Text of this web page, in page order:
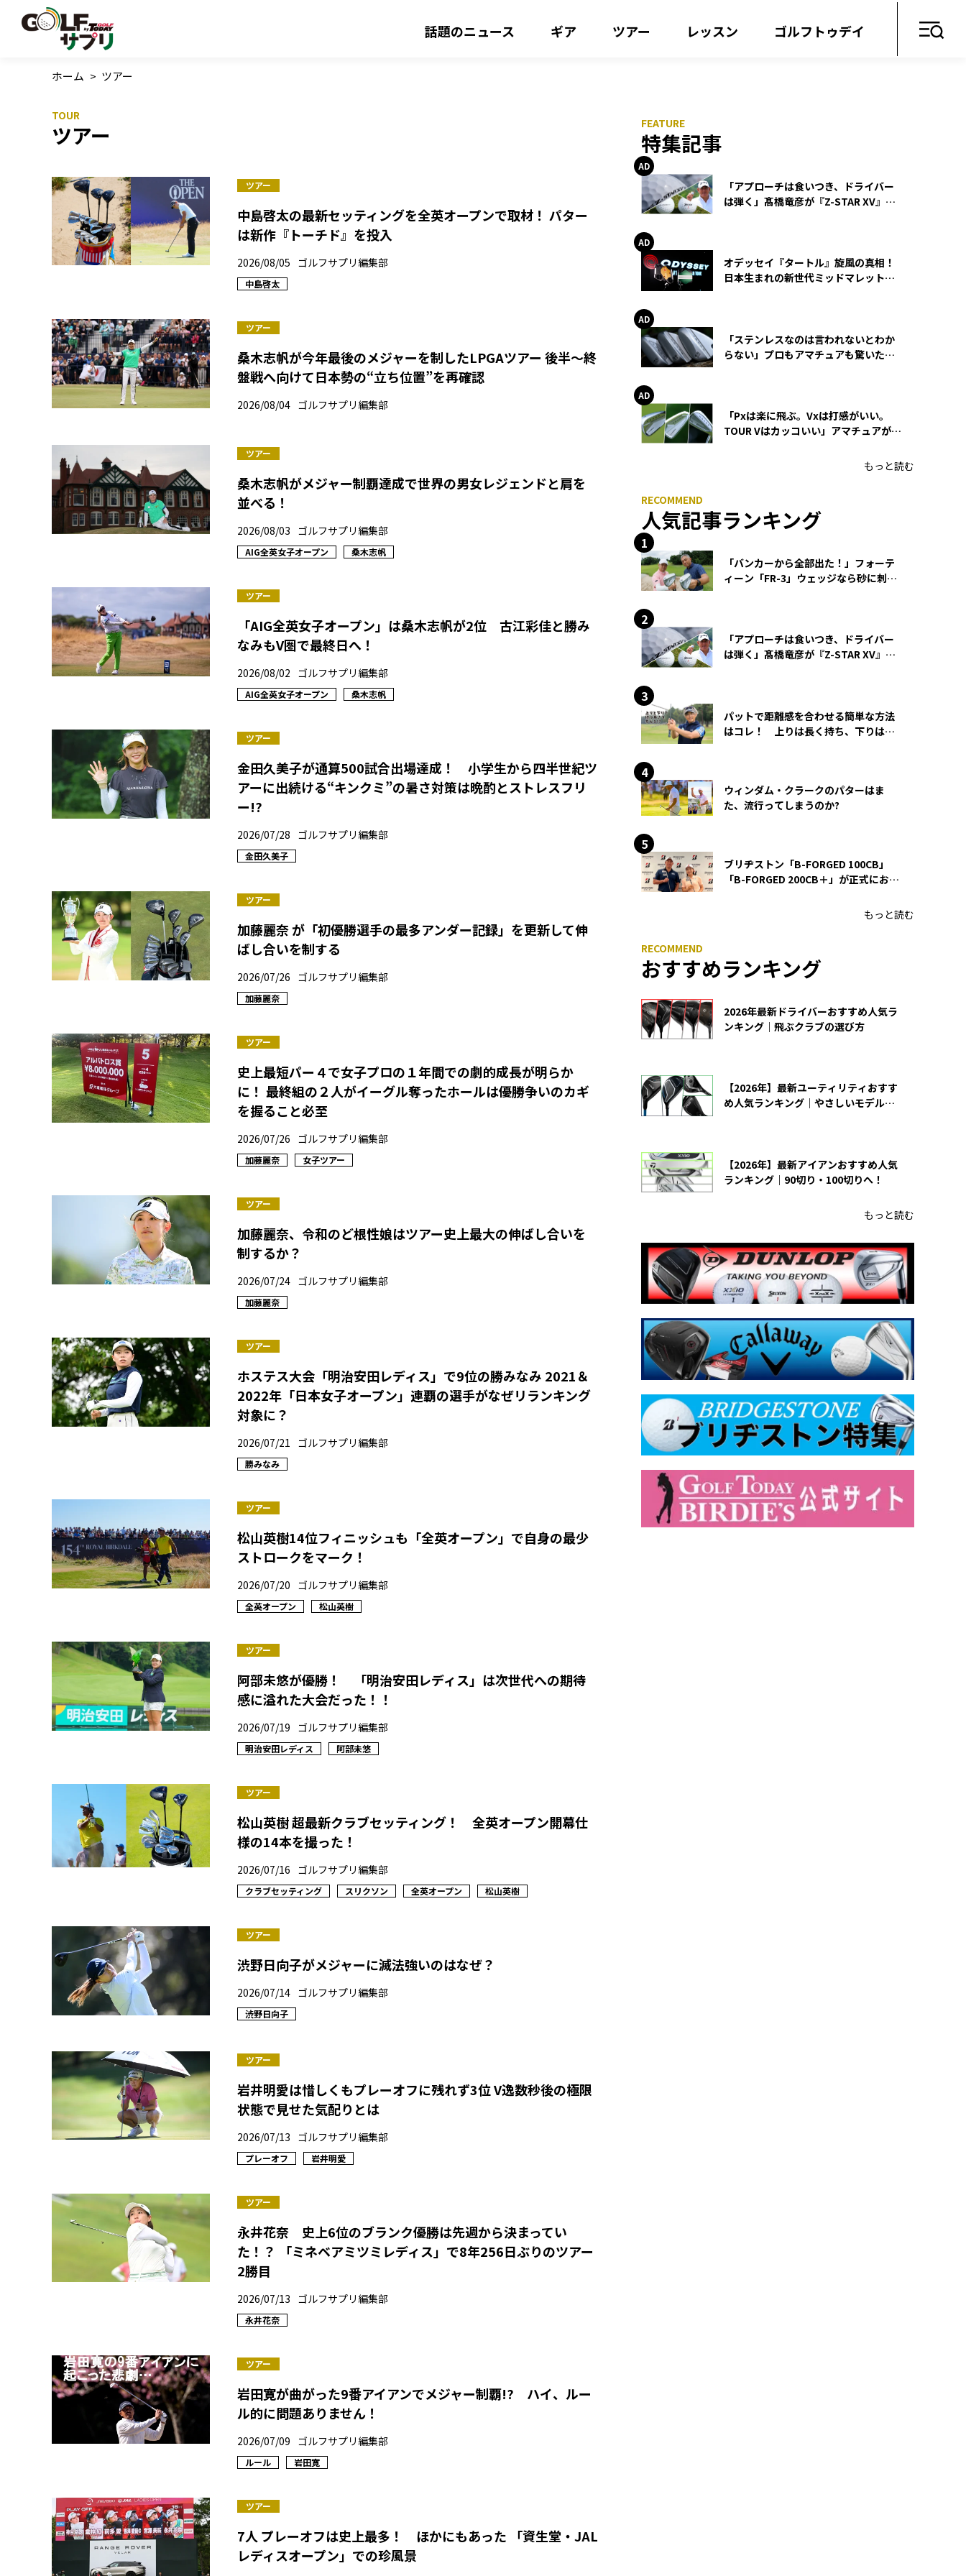
話題のニュース ギア ツアー レッスン ゴルフトゥデイ
ホーム > ツアー
ツアー
ツアー
中島啓太の最新セッティングを全英オープンで取材！ パター
は新作『トーチド』を投入
2026/08/05 ゴルフサプリ編集部
中島啓太
ツアー
桑木志帆が今年最後のメジャーを制したLPGAツアー 後半～終
盤戦へ向けて日本勢の“立ち位置”を再確認
2026/08/04 ゴルフサプリ編集部
ツアー
桑木志帆がメジャー制覇達成で世界の男女レジェンドと肩を
並べる！
2026/08/03 ゴルフサプリ編集部
AIG全英女子オープン 桑木志帆
ツアー
「AIG全英女子オープン」は桑木志帆が2位 古江彩佳と勝み
なみもV圏で最終日へ！
2026/08/02 ゴルフサプリ編集部
AIG全英女子オープン 桑木志帆
ツアー
金田久美子が通算500試合出場達成！ 小学生から四半世紀ツ
アーに出続ける“キンクミ”の暑さ対策は晩酌とストレスフリ
ー!?
2026/07/28 ゴルフサプリ編集部
金田久美子
ツアー
加藤麗奈 が「初優勝選手の最多アンダー記録」を更新して伸
ばし合いを制する
2026/07/26 ゴルフサプリ編集部
加藤麗奈
ツアー
史上最短パー４で女子プロの１年間での劇的成長が明らか
に！ 最終組の２人がイーグル奪ったホールは優勝争いのカギ
を握ること必至
2026/07/26 ゴルフサプリ編集部
加藤麗奈 女子ツアー
ツアー
加藤麗奈、令和のど根性娘はツアー史上最大の伸ばし合いを
制するか？
2026/07/24 ゴルフサプリ編集部
加藤麗奈
ツアー
ホステス大会「明治安田レディス」で9位の勝みなみ 2021＆
2022年「日本女子オープン」連覇の選手がなぜリランキング
対象に？
2026/07/21 ゴルフサプリ編集部
勝みなみ
ツアー
松山英樹14位フィニッシュも「全英オープン」で自身の最少
ストロークをマーク！
2026/07/20 ゴルフサプリ編集部
全英オープン 松山英樹
ツアー
阿部未悠が優勝！ 「明治安田レディス」は次世代への期待
感に溢れた大会だった！！
2026/07/19 ゴルフサプリ編集部
明治安田レディス 阿部未悠
ツアー
松山英樹 超最新クラブセッティング！ 全英オープン開幕仕
様の14本を撮った！
2026/07/16 ゴルフサプリ編集部
クラブセッティング スリクソン 全英オープン 松山英樹
ツアー
渋野日向子がメジャーに滅法強いのはなぜ？
2026/07/14 ゴルフサプリ編集部
渋野日向子
ツアー
岩井明愛は惜しくもプレーオフに残れず3位 V逸数秒後の極限
状態で見せた気配りとは
2026/07/13 ゴルフサプリ編集部
プレーオフ 岩井明愛
ツアー
永井花奈 史上6位のブランク優勝は先週から決まってい
た！？ 「ミネベアミツミレディス」で8年256日ぶりのツアー
2勝目
2026/07/13 ゴルフサプリ編集部
永井花奈
ツアー
岩田寛が曲がった9番アイアンでメジャー制覇!? ハイ、ルー
ル的に問題ありません！
2026/07/09 ゴルフサプリ編集部
ルール 岩田寛
ツアー
7人 プレーオフは史上最多！ ほかにもあった 「資生堂・JAL
レディスオープン」での珍風景
特集記事
「アプローチは食いつき、ドライバー
は弾く」髙橋竜彦が『Z-STAR XV』を
オデッセイ『タートル』旋風の真相！
日本生まれの新世代ミッドマレットが
「ステンレスなのは言われないとわか
らない」プロもアマチュアも驚いた
「Pxは楽に飛ぶ。Vxは打感がいい。
TOUR Vはカッコいい」アマチュアが選
もっと読む
人気記事ランキング
「バンカーから全部出た！」フォーテ
ィーン「FR-3」ウェッジなら砂に刺さ
「アプローチは食いつき、ドライバー
は弾く」髙橋竜彦が『Z-STAR XV』を
パットで距離感を合わせる簡単な方法
はコレ！ 上りは長く持ち、下りは短
ウィンダム・クラークのパターはま
た、流行ってしまうのか?
ブリヂストン「B-FORGED 100CB」
「B-FORGED 200CB＋」が正式にお披
もっと読む
おすすめランキング
2026年最新ドライバーおすすめ人気ラ
ンキング｜飛ぶクラブの選び方
【2026年】最新ユーティリティおすす
め人気ランキング｜やさしいモデルの
【2026年】最新アイアンおすすめ人気
ランキング｜90切り・100切りへ！
もっと読む